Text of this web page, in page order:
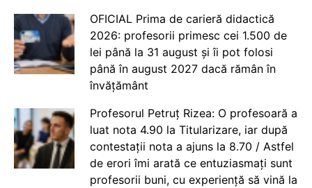
OFICIAL Prima de carieră didactică
2026: profesorii primesc cei 1.500 de
lei până la 31 august și îi pot folosi
până în august 2027 dacă rămân în
învățământ
Profesorul Petruț Rizea: O profesoară a
luat nota 4.90 la Titularizare, iar după
contestații nota a ajuns la 8.70 / Astfel
de erori îmi arată ce entuziasmați sunt
profesorii buni, cu experiență să vină la